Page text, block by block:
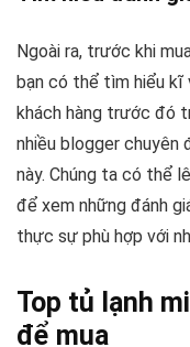
Ngoài ra, trước khi
bạn có thể tìm hiểu kĩ
khách hàng trước đó
nhiều blogger chuyên
này. Chúng ta có thể
để xem những đánh
thực sự phù hợp với
Top tủ lạnh
để mua